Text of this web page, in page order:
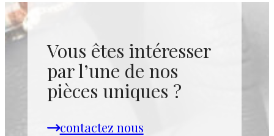
Vous êtes intéresser
par l’une de nos
pièces uniques ?
contactez nous